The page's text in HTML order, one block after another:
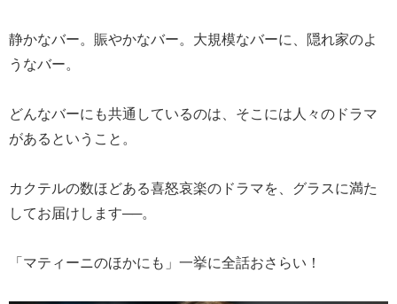
静かなバー。賑やかなバー。大規模なバーに、隠れ家のよ
うなバー。
どんなバーにも共通しているのは、そこには人々のドラマ
があるということ。
カクテルの数ほどある喜怒哀楽のドラマを、グラスに満た
してお届けします──。
「マティーニのほかにも」一挙に全話おさらい！